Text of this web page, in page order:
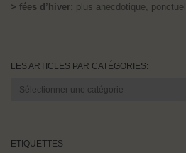
> fées d’hiver: plus anecdotique, ponctuel
LES ARTICLES PAR CATÉGORIES:
Les
ETIQUETTES